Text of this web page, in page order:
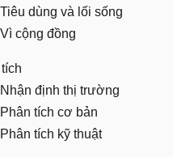
Tiêu dùng và lối sống
Vì cộng đồng
Nhận định thị trường
Phân tích cơ bản
Phân tích kỹ thuật